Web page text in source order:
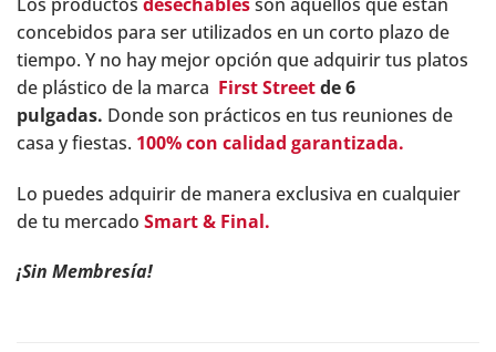
concebidos para ser utilizados en un corto plazo de
tiempo. Y no hay mejor opción que adquirir tus platos
de plástico de la marca First Streetde6
pulgadas. Donde son prácticos en tus reuniones de
casa y fiestas. 100% con calidad garantizada.
Lo puedes adquirir de manera exclusiva en cualquier
de tu mercado Smart & Final.
¡Sin Membresía!